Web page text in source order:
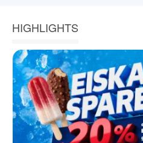
HIGHLIGHTS